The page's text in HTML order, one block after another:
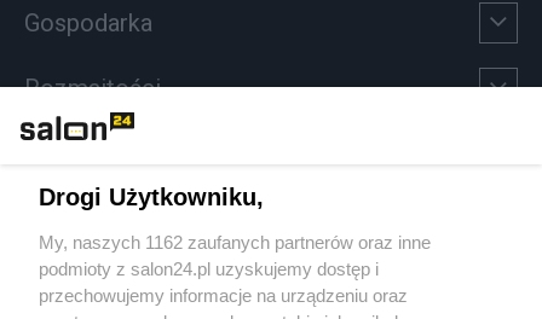
Gospodarka
Rozmaitości
Sport
Społeczeństwo
Drogi Użytkowniku,
My, naszych 1162 zaufanych partnerów oraz inne
podmioty z salon24.pl uzyskujemy dostęp i
przechowujemy informacje na urządzeniu oraz